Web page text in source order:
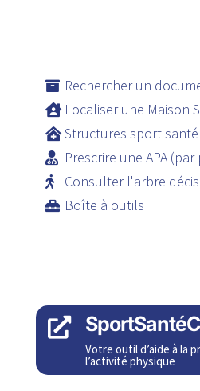
Rechercher un
Localiser une Maison
Structures sport
Prescrire une APA
Consulter l'arbre
Boîte à outils

Votre outil d’aide à la
l’activité physique